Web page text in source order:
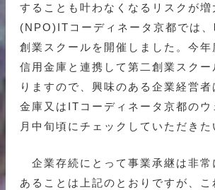
することも叶わなくなるリスクが増
(NPO)ITコーディネータ京都では、
創業スクールを開催しました。今年
信用金庫と連携して第二創業スクー
りますので、興味のある企業経営
金庫又はITコーディネータ京都のウ
月中旬頃にチェックしていただきた
企業存続にとって事業承継は非常
あることは上記のとおりですが、こ